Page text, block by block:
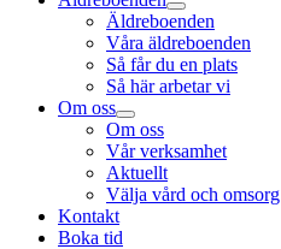
Äldreboenden
Våra äldreboenden
Så får du en plats
Så här arbetar vi
Om oss
Om oss
Vår verksamhet
Aktuellt
Välja vård och omsorg
Kontakt
Boka tid